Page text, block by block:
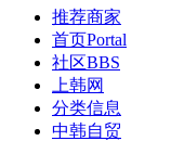
推荐商家
首页Portal
社区BBS
上韩网
分类信息
中韩自贸